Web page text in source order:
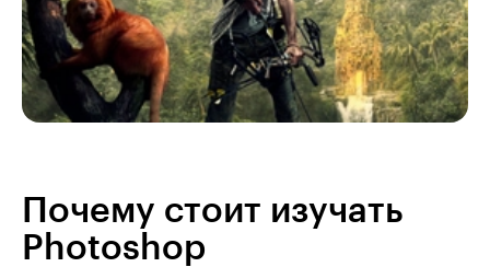
Почему стоит изучать
Photoshop